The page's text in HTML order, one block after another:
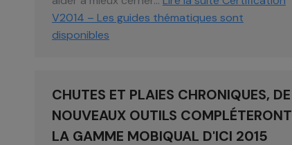
V2014 – Les guides thématiques sont
disponibles
CHUTES ET PLAIES CHRONIQUES, DE
NOUVEAUX OUTILS COMPLÉTERONT
LA GAMME MOBIQUAL D'ICI 2015